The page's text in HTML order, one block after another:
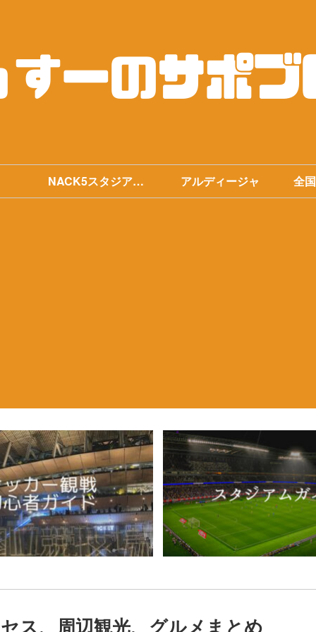
NACK5スタジアム
まとめ
アルディージャ
全
ス、周辺観光、グルメまとめ